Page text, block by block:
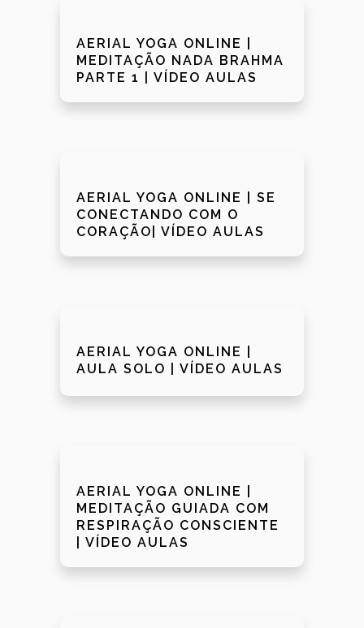
AERIAL YOGA ONLINE |
MEDITAÇÃO NADA BRAHMA
PARTE 1 | VÍDEO AULAS
AERIAL YOGA ONLINE | SE
CONECTANDO COM O
CORAÇÃO| VÍDEO AULAS
AERIAL YOGA ONLINE |
AULA SOLO | VÍDEO AULAS
AERIAL YOGA ONLINE |
MEDITAÇÃO GUIADA COM
RESPIRAÇÃO CONSCIENTE
| VÍDEO AULAS